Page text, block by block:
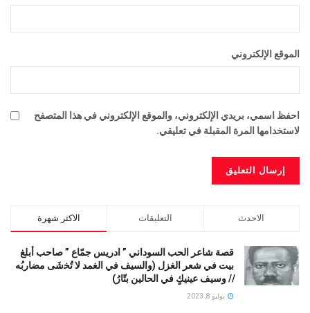
الموقع الإلكتروني
احفظ اسمي، بريدي الإلكتروني، والموقع الإلكتروني في هذا المتصفح
لاستخدامها المرة المقبلة في تعليقي.
الاكثر شهرة التعليقات الاحدث
قصة شاعر الحب السوداني ” ادريس جمّاع ” صاحب أبلغ
بيت في شعر الغزل (وﺍﻟﺴﻴﻒ ﻓﻲ الغمد ﻻ ﺗُﺨشَى مضاربُه
// ﻭﺳﻴﻒ ﻋﻴﻨﻴﻚٍ ﻓﻲ ﺍﻟﺤﺎﻟﻴﻦ ﺑﺘّﺎﺭُ)
يوليو 8, 2023